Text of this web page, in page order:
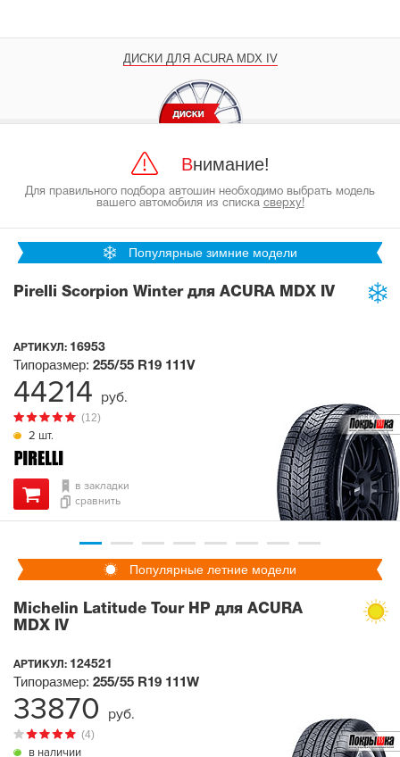
ДИСКИ ДЛЯ ACURA MDX IV
Внимание!
Для правильного подбора автошин необходимо выбрать модель
вашего автомобиля из списка сверху!
Популярные зимние модели
Pirelli Scorpion Winter для ACURA MDX IV
АРТИКУЛ: 16953
2 шт.
(12)
Типоразмер: 255/55 R19 111V
в закладки
сравнить
44214 руб.
Популярные летние модели
Michelin Latitude Tour HP для ACURA
MDX IV
АРТИКУЛ: 124521
в наличии
(4)
Типоразмер: 255/55 R19 111W
33870 руб.